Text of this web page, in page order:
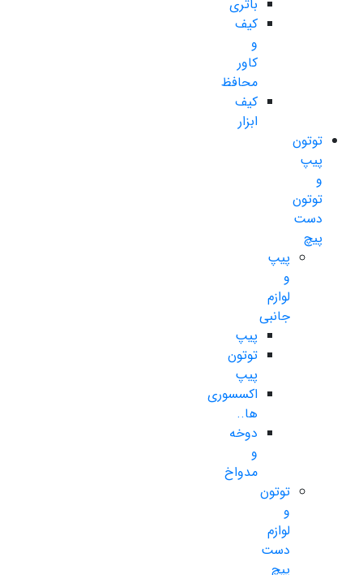
باتری
کیف
و
کاور
محافظ
کیف
ابزار
توتون
پیپ
و
توتون
دست
پیچ
پیپ
و
لوازم
جانبی
پیپ
توتون
پیپ
اکسسوری
ها..
دوخه
و
مدواخ
توتون
و
لوازم
دست
پیچ